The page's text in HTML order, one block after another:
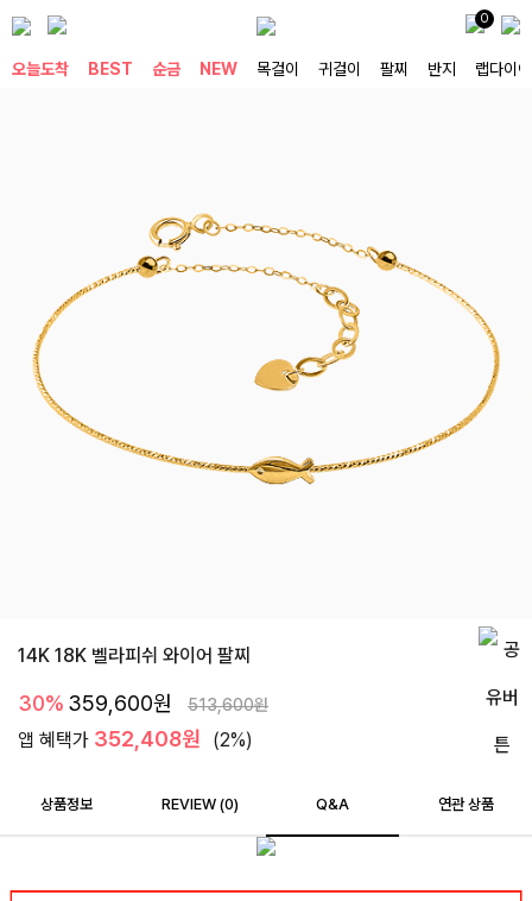
0
오늘도착 BEST 순금 NEW 목걸이 귀걸이 팔찌 반지 랩다이아
14K 18K 벨라피쉬 와이어 팔찌
30% 359,600원 513,600원
앱 혜택가 352,408원 (2%)
상품정보 REVIEW (0) Q&A 연관 상품